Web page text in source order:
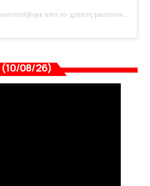
Η δημοσίευση κοινοποιήθηκε από το χρήστη panionianea.gr (@panionianea.gr)
(10/08/26)